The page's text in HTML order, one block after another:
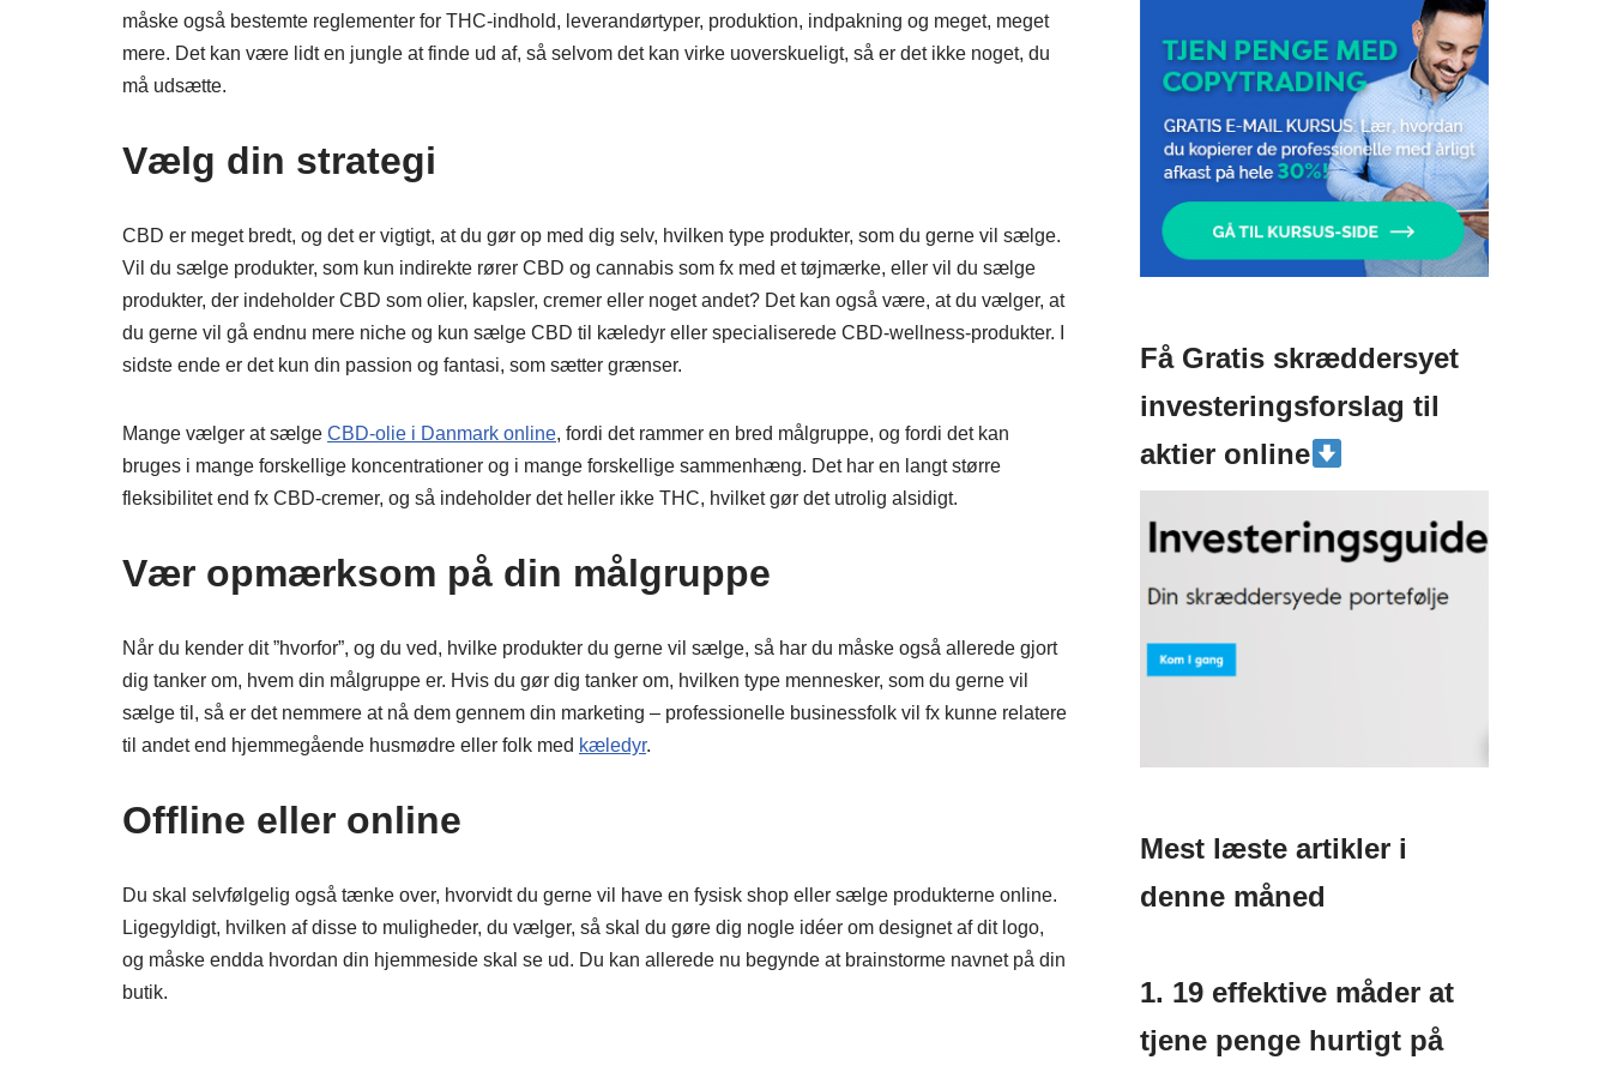
måske også bestemte reglementer for THC-indhold, leverandørtyper, produktion, indpakning og meget, meget
mere. Det kan være lidt en jungle at finde ud af, så selvom det kan virke uoverskueligt, så er det ikke noget, du
må udsætte.
Vælg din strategi
CBD er meget bredt, og det er vigtigt, at du gør op med dig selv, hvilken type produkter, som du gerne vil sælge.
Vil du sælge produkter, som kun indirekte rører CBD og cannabis som fx med et tøjmærke, eller vil du sælge
produkter, der indeholder CBD som olier, kapsler, cremer eller noget andet? Det kan også være, at du vælger, at
du gerne vil gå endnu mere niche og kun sælge CBD til kæledyr eller specialiserede CBD-wellness-produkter. I
sidste ende er det kun din passion og fantasi, som sætter grænser.
Mange vælger at sælge CBD-olie i Danmark online, fordi det rammer en bred målgruppe, og fordi det kan
bruges i mange forskellige koncentrationer og i mange forskellige sammenhæng. Det har en langt større
fleksibilitet end fx CBD-cremer, og så indeholder det heller ikke THC, hvilket gør det utrolig alsidigt.
Vær opmærksom på din målgruppe
Når du kender dit ”hvorfor”, og du ved, hvilke produkter du gerne vil sælge, så har du måske også allerede gjort
dig tanker om, hvem din målgruppe er. Hvis du gør dig tanker om, hvilken type mennesker, som du gerne vil
sælge til, så er det nemmere at nå dem gennem din marketing – professionelle businessfolk vil fx kunne relatere
til andet end hjemmegående husmødre eller folk med kæledyr.
Offline eller online
Du skal selvfølgelig også tænke over, hvorvidt du gerne vil have en fysisk shop eller sælge produkterne online.
Ligegyldigt, hvilken af disse to muligheder, du vælger, så skal du gøre dig nogle idéer om designet af dit logo,
og måske endda hvordan din hjemmeside skal se ud. Du kan allerede nu begynde at brainstorme navnet på din
butik.
Få Gratis skræddersyet
investeringsforslag til
aktier online
Mest læste artikler i
denne måned
1. 19 effektive måder at
tjene penge hurtigt på